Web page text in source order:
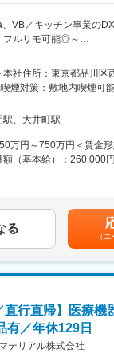
店舗
により異なりますが、大
ジです。
してご活躍いただく魅力
くような仕組み（スター
て：
仕事を両立させる制度が
…10～20日（初年度10日
位で支給されます。（
残業時間は月10時間前
VB／キッチン事業の
フルリモ可能◎～
であるキッチンの製造
管理）エンジニアとして
次世代システムへの全
く活躍いただける方を募
SC DevOpsに所属し
程の各フェーズ(要件
)、および導入作業
ド技術やAI技術を使った
ワークで仕事をしていま
決め、各メンバーが各タ
本社住所：東京都品川区
煙対策：敷地内喫煙可
業所（リモートワーク含
駅、大井町駅
万円～750万円＜賃金
額（基本給）：260,000
じて上下する可能性が
です。
る
（
直行直帰】医療
有／年休129日
テリアル株式会社